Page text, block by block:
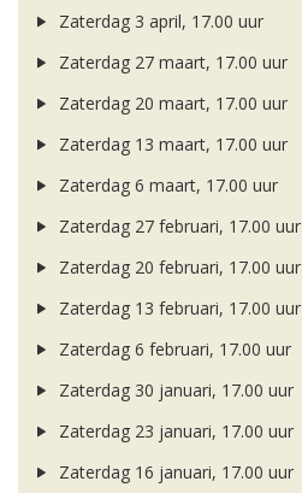
Zaterdag 3 april, 17.00 uur
Zaterdag 27 maart, 17.00 uur
Zaterdag 20 maart, 17.00 uur
Zaterdag 13 maart, 17.00 uur
Zaterdag 6 maart, 17.00 uur
Zaterdag 27 februari, 17.00 uur
Zaterdag 20 februari, 17.00 uur
Zaterdag 13 februari, 17.00 uur
Zaterdag 6 februari, 17.00 uur
Zaterdag 30 januari, 17.00 uur
Zaterdag 23 januari, 17.00 uur
Zaterdag 16 januari, 17.00 uur